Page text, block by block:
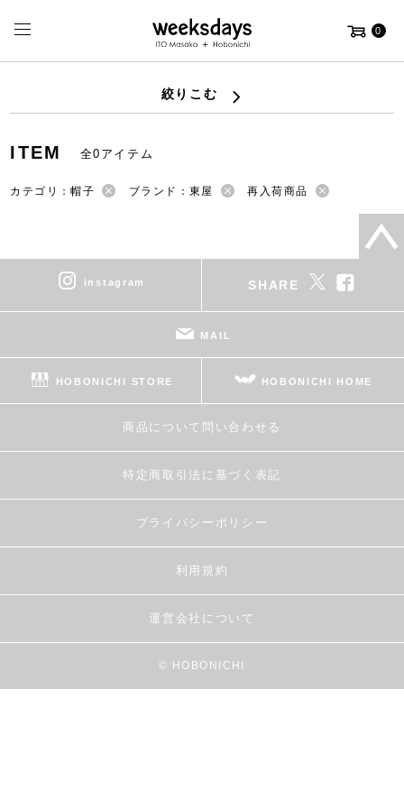
0
絞りこむ
ITEM 全0アイテム
カテゴリ：帽子 ブランド：東屋 再入荷商品
instagram SHARE
MAIL
HOBONICHI STORE HOBONICHI HOME
商品について問い合わせる
特定商取引法に基づく表記
プライバシーポリシー
利用規約
運営会社について
© HOBONICHI